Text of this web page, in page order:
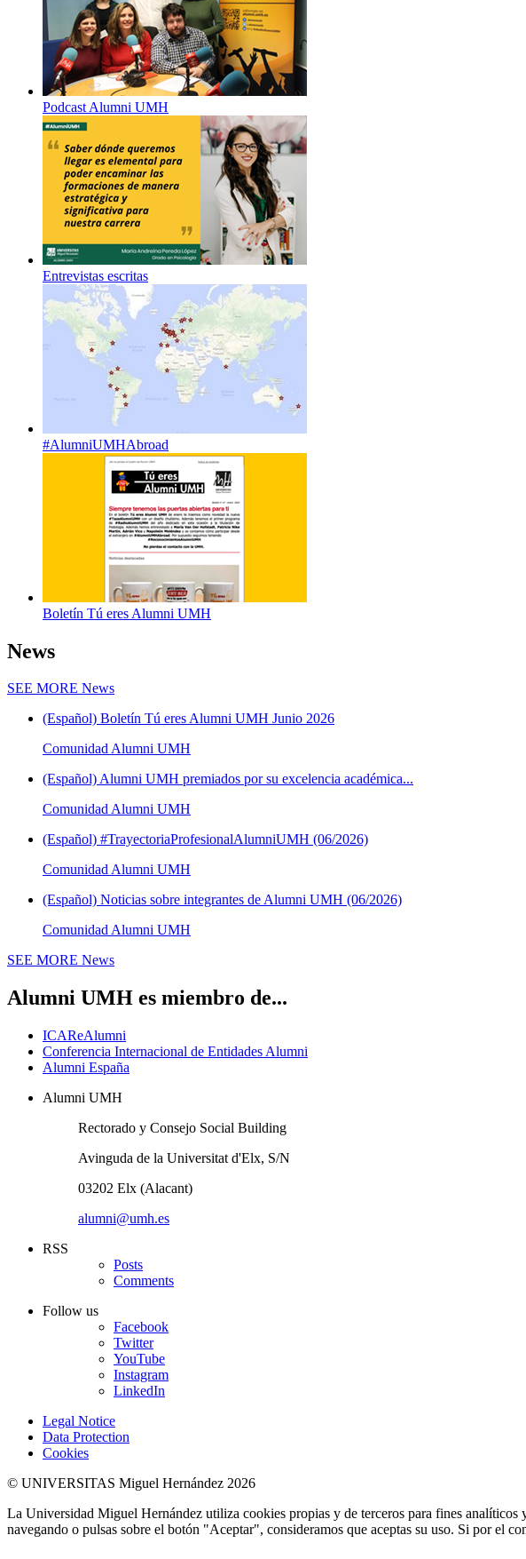
Podcast Alumni UMH
Entrevistas escritas
#AlumniUMHAbroad
Boletín Tú eres Alumni UMH
News
SEE MORE News
(Español) Boletín Tú eres Alumni UMH Junio 2026
Comunidad Alumni UMH
(Español) Alumni UMH premiados por su excelencia académica...
Comunidad Alumni UMH
(Español) #TrayectoriaProfesionalAlumniUMH (06/2026)
Comunidad Alumni UMH
(Español) Noticias sobre integrantes de Alumni UMH (06/2026)
Comunidad Alumni UMH
SEE MORE News
Alumni UMH es miembro de...
ICAReAlumni
Conferencia Internacional de Entidades Alumni
Alumni España
Alumni UMH
Rectorado y Consejo Social Building
Avinguda de la Universitat d'Elx, S/N
03202 Elx (Alacant)
alumni@umh.es
RSS
Posts
Comments
Follow us
Facebook
Twitter
YouTube
Instagram
LinkedIn
Legal Notice
Data Protection
Cookies
© UNIVERSITAS Miguel Hernández 2026
La Universidad Miguel Hernández utiliza cookies propias y de terceros para fines analíticos
navegando o pulsas sobre el botón "Aceptar", consideramos que aceptas su uso. Si por el